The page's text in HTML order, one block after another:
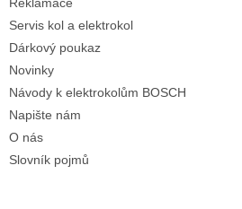
Servis kol a elektrokol
Dárkový poukaz
Novinky
Návody k elektrokolům BOSCH
Napište nám
O nás
Slovník pojmů